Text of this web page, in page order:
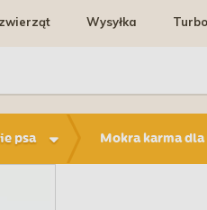
Wysyłka
psa Mokra karma dla